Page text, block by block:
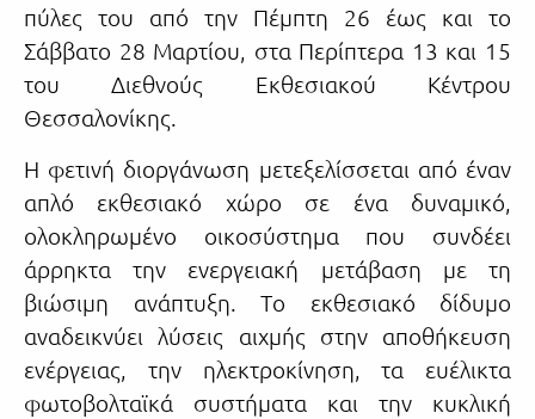
πύλες του από την Πέμπτη 26 έως και το
Σάββατο 28 Μαρτίου, στα Περίπτερα 13 και 15
του Διεθνούς Εκθεσιακού Κέντρου
Θεσσαλονίκης.
Η φετινή διοργάνωση μετεξελίσσεται από έναν
απλό εκθεσιακό χώρο σε ένα δυναμικό,
ολοκληρωμένο οικοσύστημα που συνδέει
άρρηκτα την ενεργειακή μετάβαση με τη
βιώσιμη ανάπτυξη. Tο εκθεσιακό δίδυμο
αναδεικνύει λύσεις αιχμής στην αποθήκευση
ενέργειας, την ηλεκτροκίνηση, τα ευέλικτα
φωτοβολταϊκά συστήματα και την κυκλική